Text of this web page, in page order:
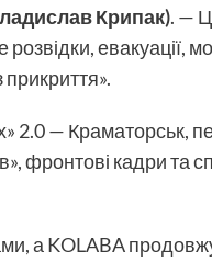
Крипак). —
розвідки, евакуації,
прикриття».
2.0 — Краматорськ,
фронтові кадри та
а KOLABA